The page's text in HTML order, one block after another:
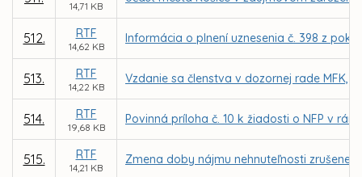
14,71 KB
512. RTF
14,62 KB
Informácia o plnení uznesenia č. 398 z
513. RTF
14,22 KB
Vzdanie sa členstva v dozornej rade MFK,
514. RTF
19,68 KB
Povinná príloha č. 10 k žiadosti o NFP v
515. RTF
14,21 KB
Zmena doby nájmu nehnuteľnosti zrušenej